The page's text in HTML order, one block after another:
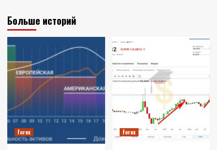
Больше историй
Forex Forex